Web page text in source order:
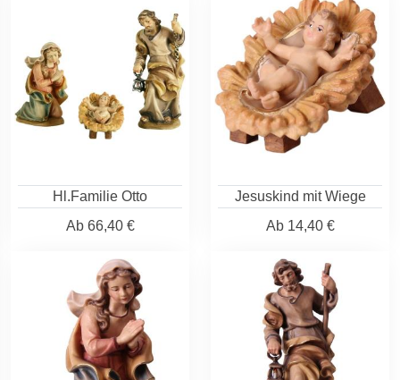
Hl.Familie Otto
Ab66,40 €
Jesuskind mit Wiege
Ab14,40 €